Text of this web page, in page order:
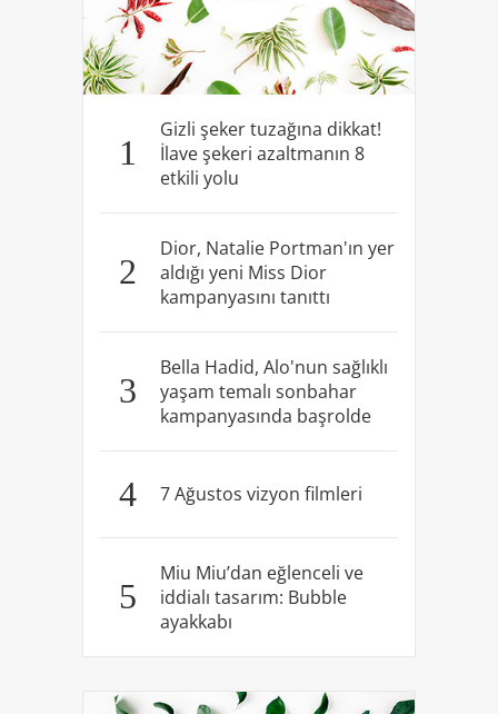
1
Gizli şeker tuzağına dikkat!
İlave şekeri azaltmanın 8
etkili yolu
2
Dior, Natalie Portman'ın yer
aldığı yeni Miss Dior
kampanyasını tanıttı
3
Bella Hadid, Alo'nun sağlıklı
yaşam temalı sonbahar
kampanyasında başrolde
4 7 Ağustos vizyon filmleri
5
Miu Miu’dan eğlenceli ve
iddialı tasarım: Bubble
ayakkabı